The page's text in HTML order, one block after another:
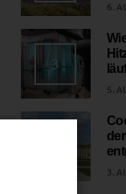
6.
3
5.
3.